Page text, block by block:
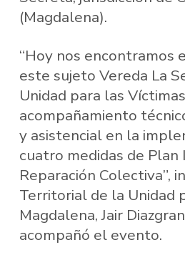
(Magdalena).
“Hoy nos encontramos
este sujeto Vereda La
Unidad para las
acompañamiento
y asistencial en la
cuatro medidas de
Reparación Colectiva”,
Territorial de la Unidad
Magdalena, Jair
acompañó el evento.